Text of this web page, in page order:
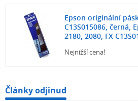
Epson originální
C13S015086, černá,
2180, 2080, FX
Nejnižší cena!
Články odjinud